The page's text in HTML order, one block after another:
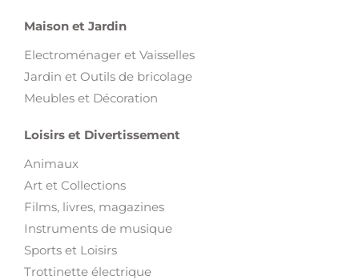
Maison et Jardin
Electroménager et Vaisselles
Jardin et Outils de bricolage
Meubles et Décoration
Loisirs et Divertissement
Animaux
Art et Collections
Films, livres, magazines
Instruments de musique
Sports et Loisirs
Trottinette électrique